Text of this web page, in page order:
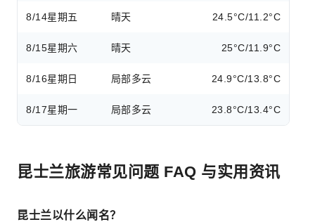
8/14星期五 晴天 24.5°C/11.2°C
8/15星期六 晴天 25°C/11.9°C
8/16星期日 局部多云 24.9°C/13.8°C
8/17星期一 局部多云 23.8°C/13.4°C
昆士兰旅游常见问题 FAQ 与实用资讯
昆士兰以什么闻名？